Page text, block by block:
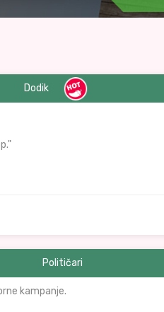
Dodik
Političari
kampanje.